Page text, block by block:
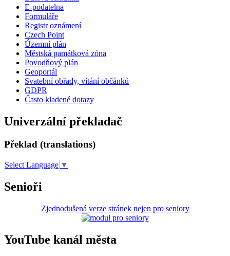
E-podatelna
Formuláře
Registr oznámení
Czech Point
Územní plán
Městská památková zóna
Povodňový plán
Geoportál
Svatební obřady, vítání občánků
GDPR
Často kladené dotazy
Univerzální překladač
Překlad (translations)
Select Language ▼
Senioři
Zjednodušená verze stránek nejen pro seniory
YouTube kanál města